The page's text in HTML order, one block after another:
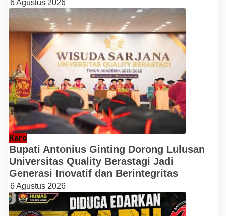
6 Agustus 2026
Karo
Bupati Antonius Ginting Dorong Lulusan
Universitas Quality Berastagi Jadi
Generasi Inovatif dan Berintegritas
6 Agustus 2026